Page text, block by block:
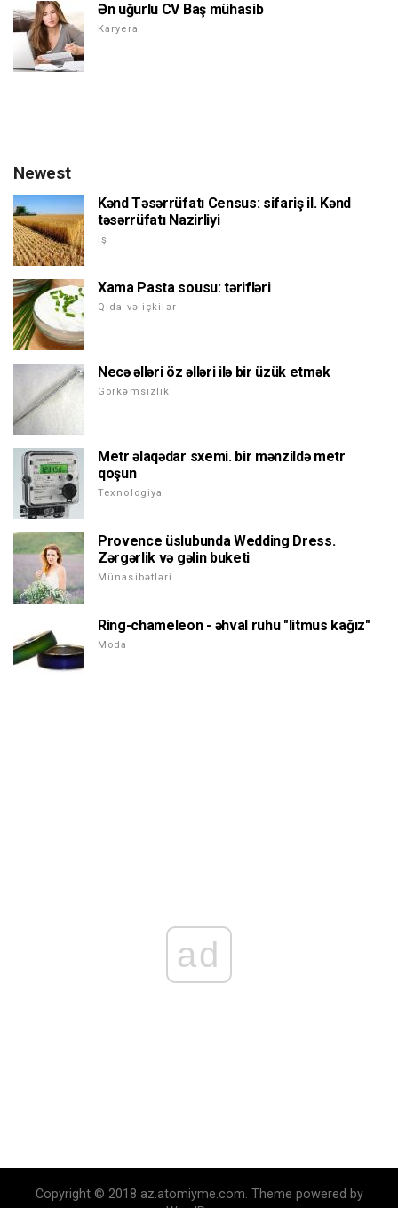
Ən uğurlu CV Baş mühasib
Karyera
Newest
Kənd Təsərrüfatı Census: sifariş il. Kənd
təsərrüfatı Nazirliyi
Iş
Xama Pasta sousu: tərifləri
Qida və içkilər
Necə əlləri öz əlləri ilə bir üzük etmək
Görkəmsizlik
Metr əlaqədar sxemi. bir mənzildə metr
qoşun
Texnologiya
Provence üslubunda Wedding Dress.
Zərgərlik və gəlin buketi
Münasibətləri
Ring-chameleon - əhval ruhu "litmus kağız"
Moda
ad
Copyright © 2018 az.atomiyme.com. Theme powered by